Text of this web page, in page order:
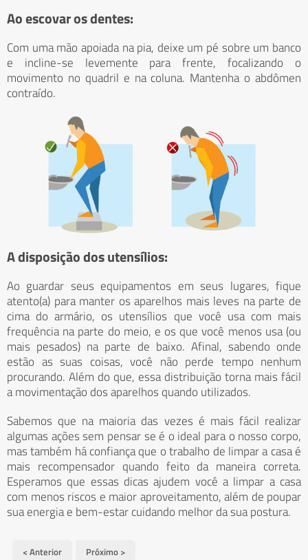
Ao escovar os dentes:
Com uma mão apoiada na pia, deixe um pé sobre um banco
e incline-se levemente para frente, focalizando o
movimento no quadril e na coluna. Mantenha o abdômen
contraído.
A disposição dos utensílios:
Ao guardar seus equipamentos em seus lugares, fique
atento(a) para manter os aparelhos mais leves na parte de
cima do armário, os utensílios que você usa com mais
frequência na parte do meio, e os que você menos usa (ou
mais pesados) na parte de baixo. Afinal, sabendo onde
estão as suas coisas, você não perde tempo nenhum
procurando. Além do que, essa distribuição torna mais fácil
a movimentação dos aparelhos quando utilizados.
Sabemos que na maioria das vezes é mais fácil realizar
algumas ações sem pensar se é o ideal para o nosso corpo,
mas também há confiança que o trabalho de limpar a casa é
mais recompensador quando feito da maneira correta.
Esperamos que essas dicas ajudem você a limpar a casa
com menos riscos e maior aproveitamento, além de poupar
sua energia e bem-estar cuidando melhor da sua postura.
< Anterior Próximo >